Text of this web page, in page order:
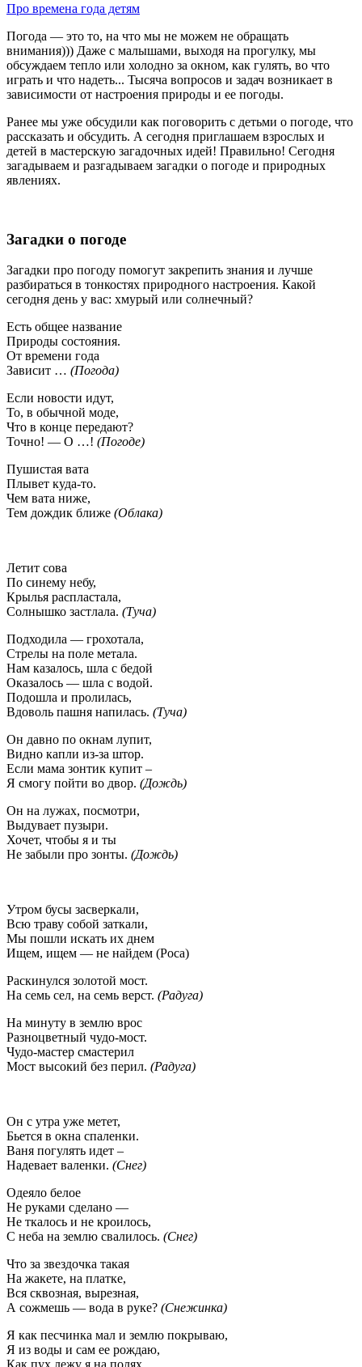
Про времена года детям
Погода — это то, на что мы не можем не обращать
внимания))) Даже с малышами, выходя на прогулку, мы
обсуждаем тепло или холодно за окном, как гулять, во что
играть и что надеть... Тысяча вопросов и задач возникает в
зависимости от настроения природы и ее погоды.
Ранее мы уже обсудили как поговорить с детьми о погоде, что
рассказать и обсудить. А сегодня приглашаем взрослых и
детей в мастерскую загадочных идей! Правильно! Сегодня
загадываем и разгадываем загадки о погоде и природных
явлениях.
Загадки о погоде
Загадки про погоду помогут закрепить знания и лучше
разбираться в тонкостях природного настроения. Какой
сегодня день у вас: хмурый или солнечный?
Есть общее название
Природы состояния.
От времени года
Зависит … (Погода)
Если новости идут,
То, в обычной моде,
Что в конце передают?
Точно! — О …! (Погоде)
Пушистая вата
Плывет куда-то.
Чем вата ниже,
Тем дождик ближе (Облака)
Летит сова
По синему небу,
Крылья распластала,
Солнышко застлала. (Туча)
Подходила — грохотала,
Стрелы на поле метала.
Нам казалось, шла с бедой
Оказалось — шла с водой.
Подошла и пролилась,
Вдоволь пашня напилась. (Туча)
Он давно по окнам лупит,
Видно капли из-за штор.
Если мама зонтик купит –
Я смогу пойти во двор. (Дождь)
Он на лужах, посмотри,
Выдувает пузыри.
Хочет, чтобы я и ты
Не забыли про зонты. (Дождь)
Утром бусы засверкали,
Всю траву собой заткали,
Мы пошли искать их днем
Ищем, ищем — не найдем (Роса)
Раскинулся золотой мост.
На семь сел, на семь верст. (Радуга)
На минуту в землю врос
Разноцветный чудо-мост.
Чудо-мастер смастерил
Мост высокий без перил. (Радуга)
Он с утра уже метет,
Бьется в окна спаленки.
Ваня погулять идет –
Надевает валенки. (Снег)
Одеяло белое
Не руками сделано —
Не ткалось и не кроилось,
С неба на землю свалилось. (Снег)
Что за звездочка такая
На жакете, на платке,
Вся сквозная, вырезная,
А сожмешь — вода в руке? (Снежинка)
Я как песчинка мал и землю покрываю,
Я из воды и сам ее рождаю,